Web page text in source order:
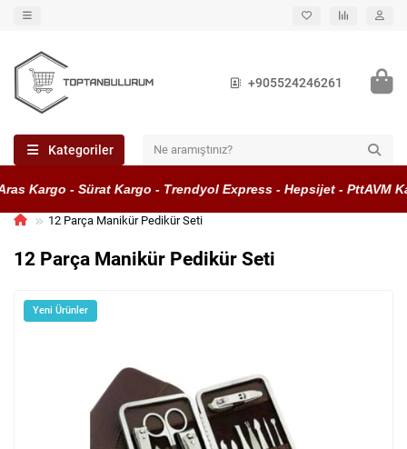
+905524246261
Kategoriler
Kargo - Sürat Kargo - Trendyol Express - Hepsijet - PttAVM
12 Parça Manikür Pedikür Seti
12 Parça Manikür Pedikür Seti
Yeni Ürünler